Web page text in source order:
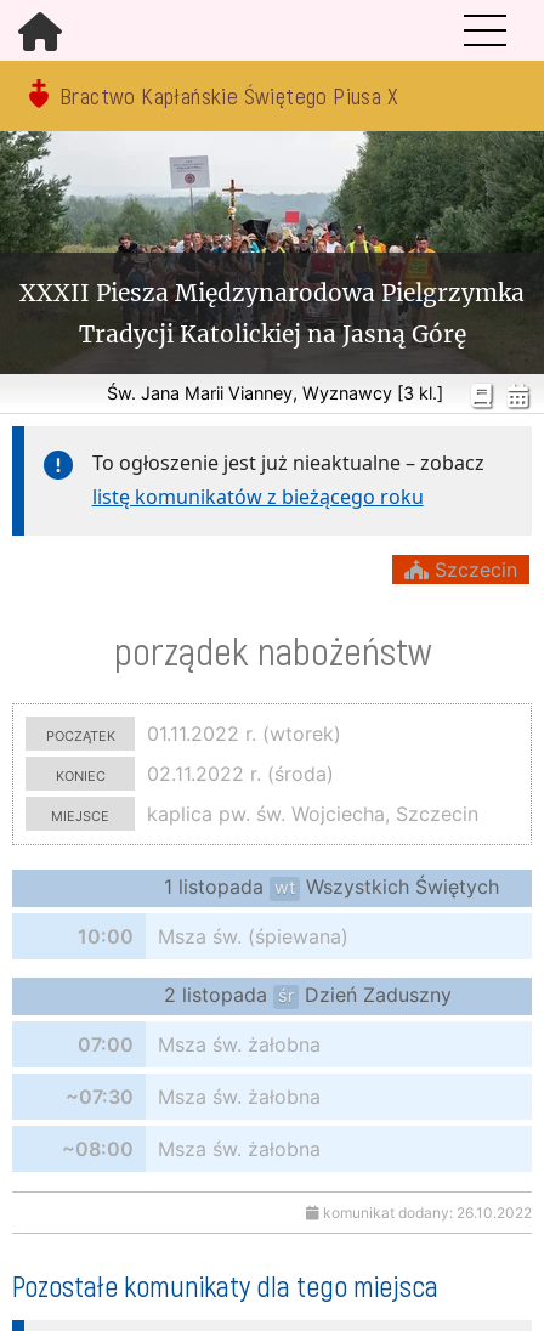
Bractwo Kapłańskie Świętego Piusa X
XXXII Piesza Międzynarodowa Pielgrzymka
Tradycji Katolickiej na Jasną Górę
Św. Jana Marii Vianney, Wyznawcy [3 kl.]
To ogłoszenie jest już nieaktualne – zobacz
listę komunikatów z bieżącego roku
Szczecin
porządek nabożeństw
początek
01.11.2022 r. (wtorek)
koniec
02.11.2022 r. (środa)
miejsce
kaplica pw. św. Wojciecha, Szczecin
1 listopada wt Wszystkich Świętych
10:00 Msza św. (śpiewana)
2 listopada śr Dzień Zaduszny
07:00 Msza św. żałobna
~07:30 Msza św. żałobna
~08:00 Msza św. żałobna
komunikat dodany: 26.10.2022
Pozostałe komunikaty dla tego miejsca